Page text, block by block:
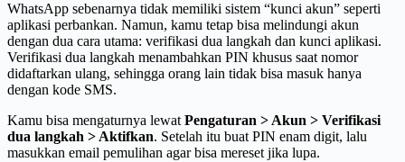
WhatsApp sebenarnya tidak memiliki sistem “kunci akun” seperti
aplikasi perbankan. Namun, kamu tetap bisa melindungi akun
dengan dua cara utama: verifikasi dua langkah dan kunci aplikasi.
Verifikasi dua langkah menambahkan PIN khusus saat nomor
didaftarkan ulang, sehingga orang lain tidak bisa masuk hanya
dengan kode SMS.
Kamu bisa mengaturnya lewatPengaturan > Akun > Verifikasi
dua langkah > Aktifkan. Setelah itu buat PIN enam digit, lalu
masukkan email pemulihan agar bisa mereset jika lupa.